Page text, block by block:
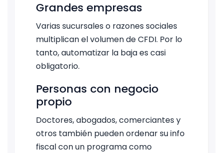
Grandes empresas
Varias sucursales o razones sociales
multiplican el volumen de CFDI. Por lo
tanto, automatizar la baja es casi
obligatorio.
Personas con negocio
propio
Doctores, abogados, comerciantes y
otros también pueden ordenar su info
fiscal con un programa como